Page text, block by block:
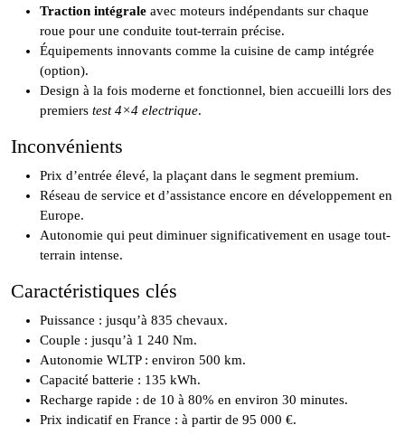
Traction intégrale avec moteurs indépendants sur chaque
roue pour une conduite tout-terrain précise.
Équipements innovants comme la cuisine de camp intégrée
(option).
Design à la fois moderne et fonctionnel, bien accueilli lors des
premiers test 4×4 electrique.
Inconvénients
Prix d’entrée élevé, la plaçant dans le segment premium.
Réseau de service et d’assistance encore en développement en
Europe.
Autonomie qui peut diminuer significativement en usage tout-
terrain intense.
Caractéristiques clés
Puissance : jusqu’à 835 chevaux.
Couple : jusqu’à 1 240 Nm.
Autonomie WLTP : environ 500 km.
Capacité batterie : 135 kWh.
Recharge rapide : de 10 à 80% en environ 30 minutes.
Prix indicatif en France : à partir de 95 000 €.